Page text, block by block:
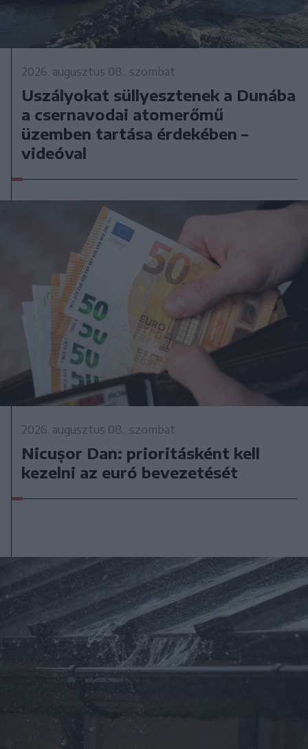
2026. augusztus 08., szombat
Uszályokat süllyesztenek a Dunába
a csernavodai atomerőmű
üzemben tartása érdekében –
videóval
2026. augusztus 08., szombat
Nicușor Dan: prioritásként kell
kezelni az euró bevezetését